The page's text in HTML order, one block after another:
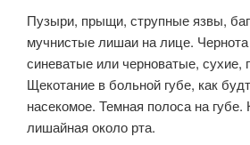
Пузыри, прыщи, струпные язвы,
мучнистые лишаи на лице.
синева­тые или черноватые, сухие,
Щекотание в больной губе, как
насекомое. Темная полоса на губе.
лишайная около рта.